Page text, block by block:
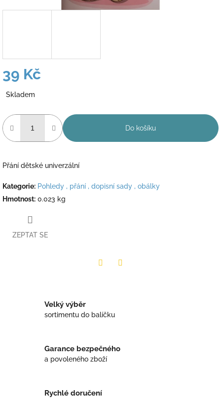
39 Kč
cena:
Skladem
Do košíku
Přání dětské univerzální
Kategorie: Pohledy , přání , dopisní sady , obálky
Hmotnost: 0.023 kg
ZEPTAT SE
Velký výběr
sortimentu do balíčku
Garance bezpečného
a povoleného zboží
Rychlé doručení